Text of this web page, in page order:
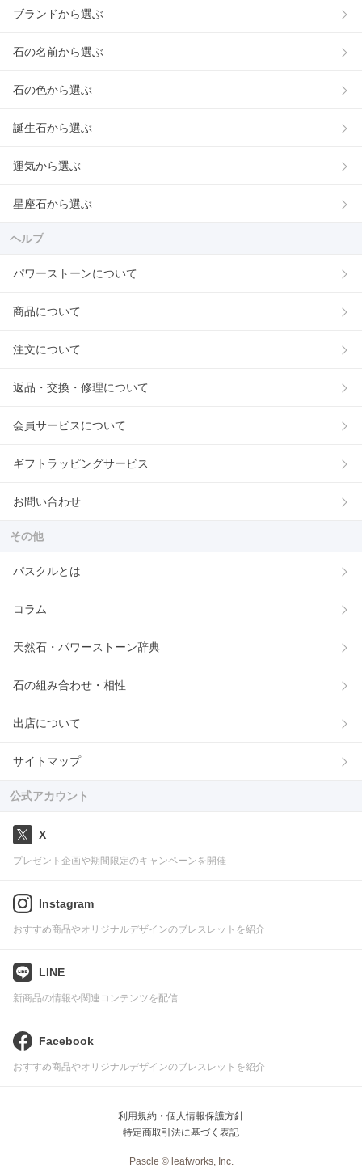
ブランドから選ぶ
石の名前から選ぶ
石の色から選ぶ
誕生石から選ぶ
運気から選ぶ
星座石から選ぶ
ヘルプ
パワーストーンについて
商品について
注文について
返品・交換・修理について
会員サービスについて
ギフトラッピングサービス
お問い合わせ
その他
パスクルとは
コラム
天然石・パワーストーン辞典
石の組み合わせ・相性
出店について
サイトマップ
公式アカウント
X
プレゼント企画や期間限定のキャンペーンを開催
Instagram
おすすめ商品やオリジナルデザインのブレスレットを紹介
LINE
新商品の情報や関連コンテンツを配信
Facebook
おすすめ商品やオリジナルデザインのブレスレットを紹介
利用規約・個人情報保護方針
特定商取引法に基づく表記
Pascle © leafworks, Inc.